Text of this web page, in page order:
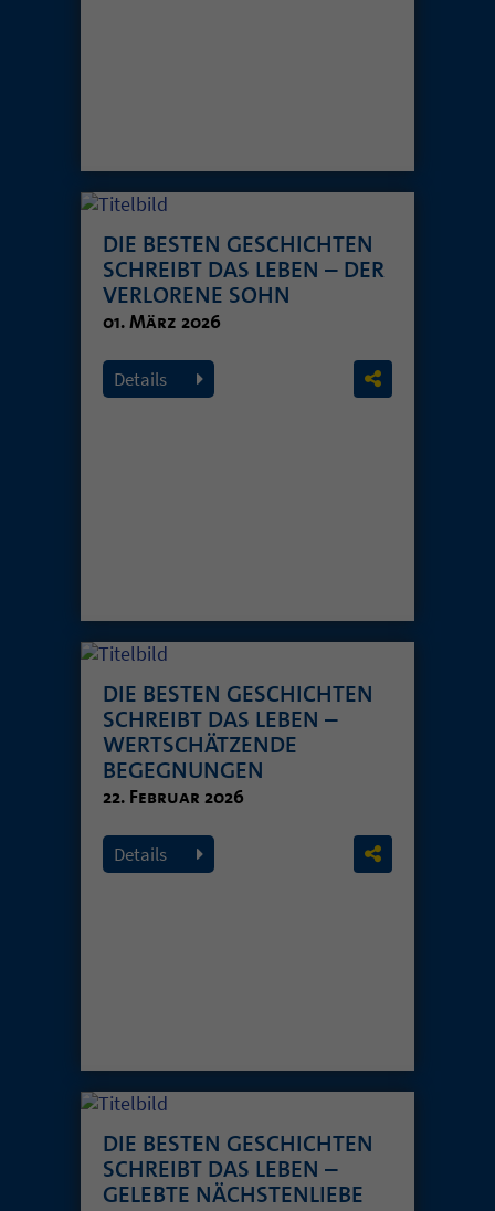
DIE BESTEN GESCHICHTEN
SCHREIBT DAS LEBEN – DER
VERLORENE SOHN
01. März 2026
Details
DIE BESTEN GESCHICHTEN
SCHREIBT DAS LEBEN –
WERTSCHÄTZENDE
BEGEGNUNGEN
22. Februar 2026
Details
DIE BESTEN GESCHICHTEN
SCHREIBT DAS LEBEN –
GELEBTE NÄCHSTENLIEBE